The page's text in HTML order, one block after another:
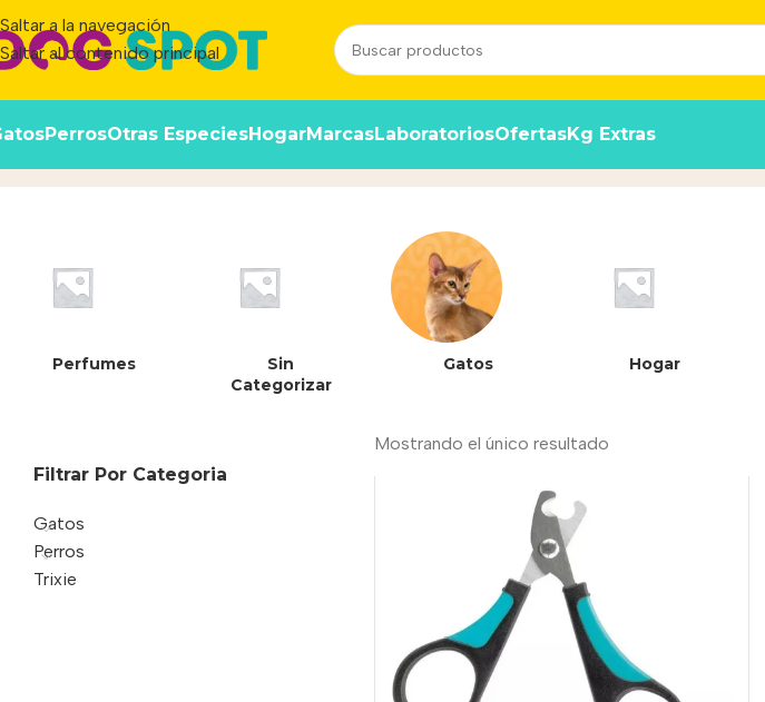
Saltar a la navegación
Saltar al contenido principal
PerrosOtras EspeciesHogarMarcasLaboratoriosOfertasKg Extras
Perfumes
Sin
Categorizar
Gatos Hogar
Filtrar Por Categoria
Gatos
Perros
Trixie
Mostrando el único resultado